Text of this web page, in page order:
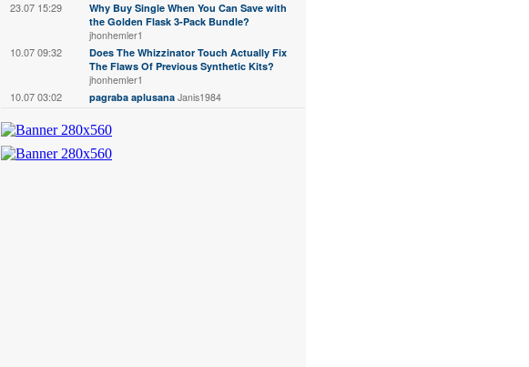
23.07 15:29
Why Buy Single When You Can Save with
the Golden Flask 3-Pack Bundle?
jhonhemler1
10.07 09:32
Does The Whizzinator Touch Actually Fix
The Flaws Of Previous Synthetic Kits?
jhonhemler1
10.07 03:02 pagraba aplusana Janis1984